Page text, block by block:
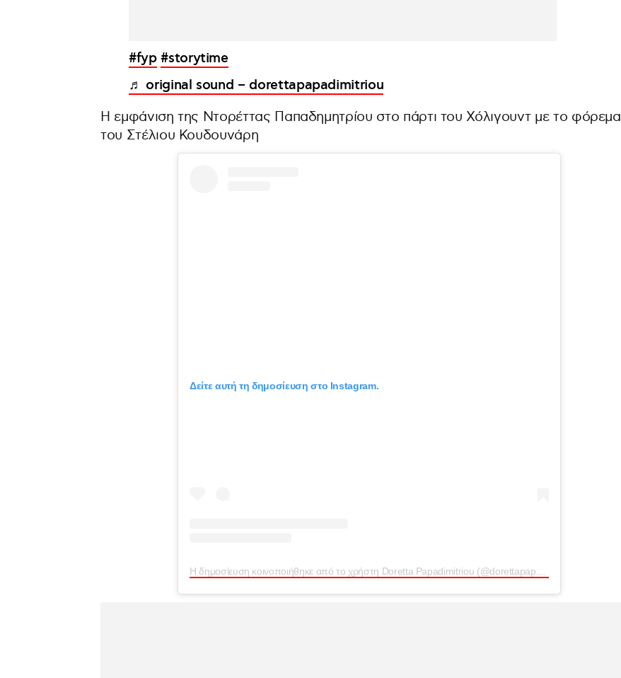
#fyp #storytime
♬ original sound – dorettapapadimitriou
Η εμφάνιση της Ντορέττας Παπαδημητρίου στο πάρτι του Χόλιγουντ με το φόρεμα
του Στέλιου Κουδουνάρη
Δείτε αυτή τη δημοσίευση στο Instagram.